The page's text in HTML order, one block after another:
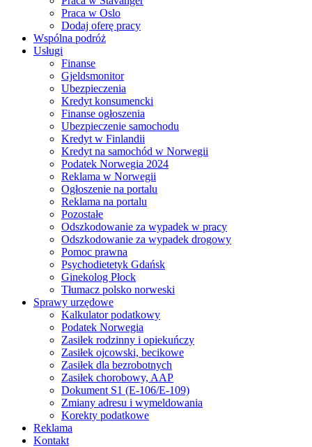
Praca w Oslo
Dodaj oferę pracy
Wspólna podróż
Usługi
Finanse
Gjeldsmonitor
Ubezpieczenia
Kredyt konsumencki
Finanse ogłoszenia
Ubezpieczenie samochodu
Kredyt w Finlandii
Kredyt na samochód w Norwegii
Podatek Norwegia 2024
Reklama w Norwegii
Ogłoszenie na portalu
Reklama na portalu
Pozostałe
Odszkodowanie za wypadek w pracy
Odszkodowanie za wypadek drogowy
Pomoc prawna
Psychodietetyk Gdańsk
Ginekolog Płock
Tłumacz polsko norweski
Sprawy urzędowe
Kalkulator podatkowy
Podatek Norwegia
Zasiłek rodzinny i opiekuńczy
Zasiłek ojcowski, becikowe
Zasiłek dla bezrobotnych
Zasiłek chorobowy, AAP
Dokument S1 (E-106/E-109)
Zmiany adresu i wymeldowania
Korekty podatkowe
Reklama
Kontakt